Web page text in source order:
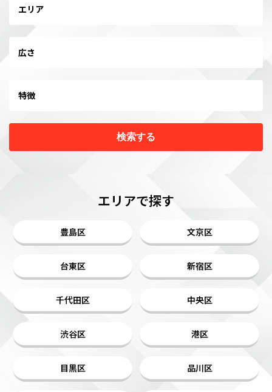
エリア
広さ
特徴
検索する
エリアで探す
豊島区 文京区
台東区 新宿区
千代田区 中央区
渋谷区 港区
目黒区 品川区